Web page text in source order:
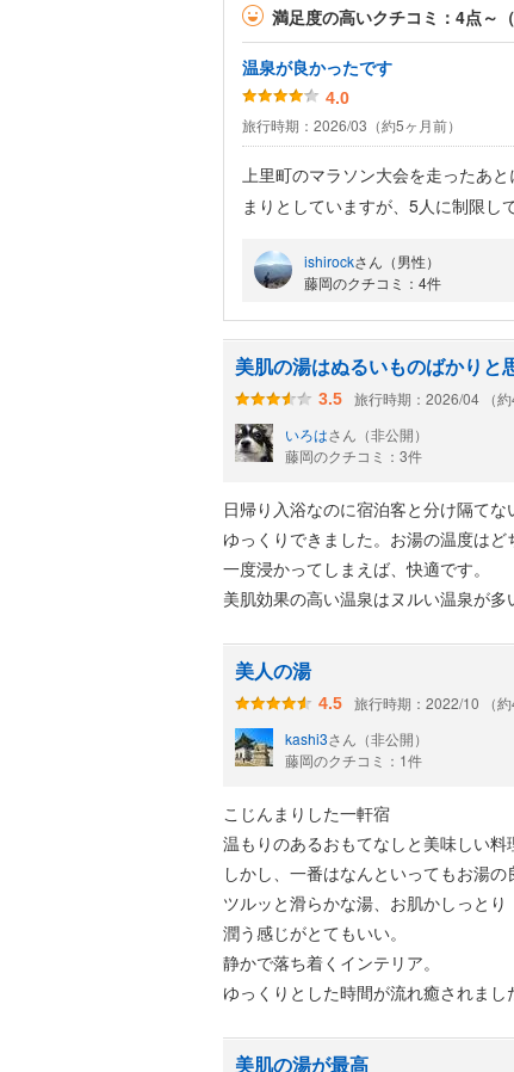
満足度の高いクチコミ：4点～（
温泉が良かったです
4.0
旅行時期：2026/03（約5ヶ月前）
上里町のマラソン大会を走ったあ
まりとしていますが、5人に制限し
温泉は絹の湯と銘打っているだけ
のも、ここのお湯のおかげだったか
ishirockさん（男性）
藤岡のクチコミ：4件
美肌の湯はぬるいものばかりと
3.5
旅行時期：2026/04 （約
いろはさん（非公開）
藤岡のクチコミ：3件
日帰り入浴なのに宿泊客と分け隔て
ゆっくりできました。お湯の温度は
一度浸かってしまえば、快適です。
美肌効果の高い温泉はヌルい温泉が
美人の湯
4.5
旅行時期：2022/10 （約
kashi3さん（非公開）
藤岡のクチコミ：1件
こじんまりした一軒宿
温もりのあるおもてなしと美味しい料
しかし、一番はなんといってもお湯の
ツルッと滑らかな湯、お肌かしっとり
潤う感じがとてもいい。
静かで落ち着くインテリア。
ゆっくりとした時間が流れ癒されまし
美肌の湯が最高